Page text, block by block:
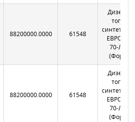
88200000.0000 61548
топливо
ЕВРО-
70-Л С
88200000.0000 61548
топливо
ЕВРО-
70-Л С